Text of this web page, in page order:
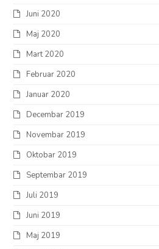
Juni 2020
Maj 2020
Mart 2020
Februar 2020
Januar 2020
Decembar 2019
Novembar 2019
Oktobar 2019
Septembar 2019
Juli 2019
Juni 2019
Maj 2019